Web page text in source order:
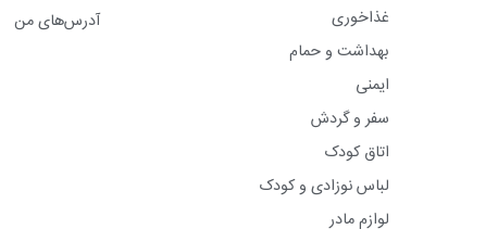
غذاخوری
بهداشت و حمام
ایمنی
سفر و گردش
اتاق کودک
لباس نوزادی و کودک
لوازم مادر
آدرس‌های من